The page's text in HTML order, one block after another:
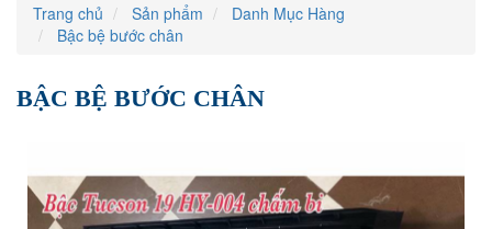
Trang chủ Sản phẩm
Danh Mục Hàng
Bậc bệ bước chân
BẬC BỆ BƯỚC CHÂN